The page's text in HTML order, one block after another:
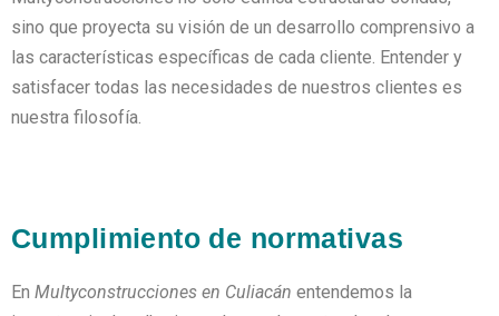
sino que proyecta su visión de un desarrollo comprensivo a
las características específicas de cada cliente. Entender y
satisfacer todas las necesidades de nuestros clientes es
nuestra filosofía.
Cumplimiento de normativas
En Multyconstrucciones en Culiacán entendemos la